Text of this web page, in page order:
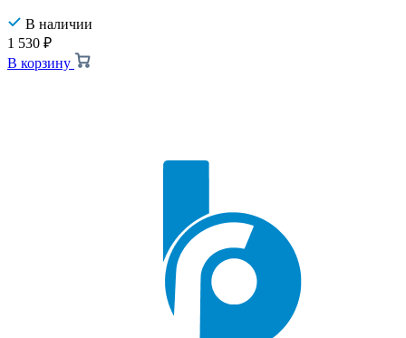
В наличии
1 530 ₽
В корзину